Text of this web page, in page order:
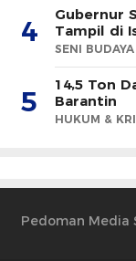
4
Gubernur
Tampil di
SENI BUDAYA
5
14,5 Ton
Barantin
HUKUM &
Pedoman Media